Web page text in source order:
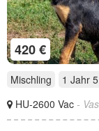
420 €
Mischling 1 Jahr
HU-2600 Vac - Vas